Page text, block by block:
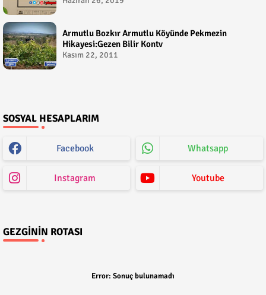
Armutlu Bozkır Armutlu Köyünde Pekmezin
Hikayesi:Gezen Bilir Kontv
Kasım 22, 2011
SOSYAL HESAPLARIM
Facebook Whatsapp
Instagram Youtube
GEZGININ ROTASI
Error: Sonuç bulunamadı